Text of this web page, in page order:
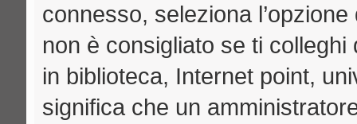
connesso, seleziona
non è consigliato se ti
in biblioteca, Internet point,
significa che un